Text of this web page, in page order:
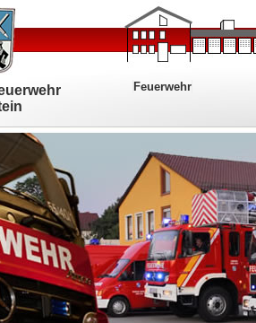
Feuerwehr